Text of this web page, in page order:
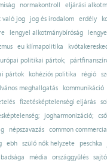
normakontroll
eljárási
való jog jog és irodalom erdély
lengyel alkotmánybíróság
eu klímapolitika
politikai pártok;
pártok kohéziós politika régió
meghallgatás
kommunikáció
fizetésképtelenségi eljárás
jogharmonizáció;
népszavazás common
ebh szülő nők helyzete
peschka
média országgyűlés